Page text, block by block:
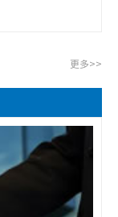
更多>>